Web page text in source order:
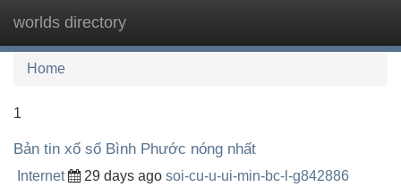
worlds directory
Home
1
Bản tin xổ số Bình Phước nóng nhất
Internet 29 days ago soi-cu-u-ui-min-bc-l-g842886